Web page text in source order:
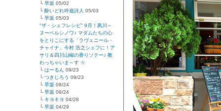
└ 早坂 05/02
└ 酔いどれ吟遊詩人 05/03
└ 早坂 05/03
"ザ・シェフレシピ" 9月！夙川～
ヌーベルシノワ♪ マダムたちの心
をとりこにする「ラヴェニール・
チャイナ」今村 浩之シェフに！ア
サリ＆四川山椒の香りソテー♪ 教
わっちゃいま～す ☆
└ はーるん 09/23
└ つきじろう 09/23
└ 早坂 09/24
└ 早坂 09/24
└ キヨキヨ 04/28
└ 早坂 04/29